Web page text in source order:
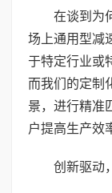
在谈到为
场上通用型减
于特定行业或
而我们的定制
景，进行精准
户提高生产效
创新驱动